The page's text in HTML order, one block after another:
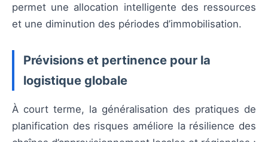
permet une allocation intelligente des ressources
et une diminution des périodes d’immobilisation.
Prévisions et pertinence pour la
logistique globale
À court terme, la généralisation des pratiques de
planification des risques améliore la résilience des